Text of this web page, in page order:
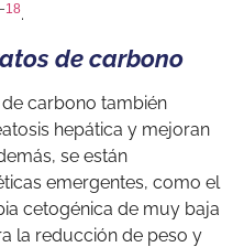
18.
de carbono
carbono también
hepática y mejoran
se están
emergentes, como el
cetogénica de muy baja
la reducción de peso y